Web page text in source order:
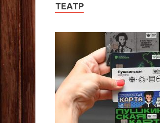
ТЕАТР